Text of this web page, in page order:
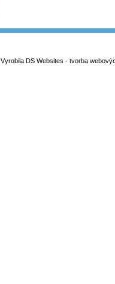
Vyrobila DS Websites - tvorba